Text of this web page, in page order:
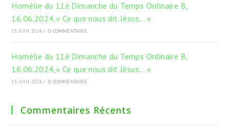
Homélie du 11è Dimanche du Temps Ordinaire B,
16.06.2024,« Ce que nous dit Jésus… »
15 JUIN 2024 / 0 COMMENTAIRE
Homélie du 11è Dimanche du Temps Ordinaire B,
16.06.2024,« Ce que nous dit Jésus… »
15 JUIN 2024 / 0 COMMENTAIRE
Commentaires Récents